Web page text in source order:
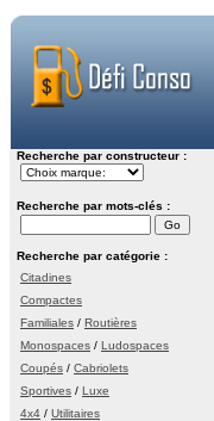
Recherche par constructeur :
Recherche par mots-clés :
Recherche par catégorie :
Citadines
Compactes
Familiales / Routières
Monospaces / Ludospaces
Coupés / Cabriolets
Sportives / Luxe
4x4 / Utilitaires